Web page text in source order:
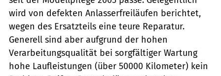
wird von defekten Anlasserfreiläufen berichtet,
wegen des Ersatzteils eine teure Reparatur.
Generell sind aber aufgrund der hohen
Verarbeitungsqualität bei sorgfältiger Wartung
hohe Laufleistungen (über 50000 Kilometer) kein